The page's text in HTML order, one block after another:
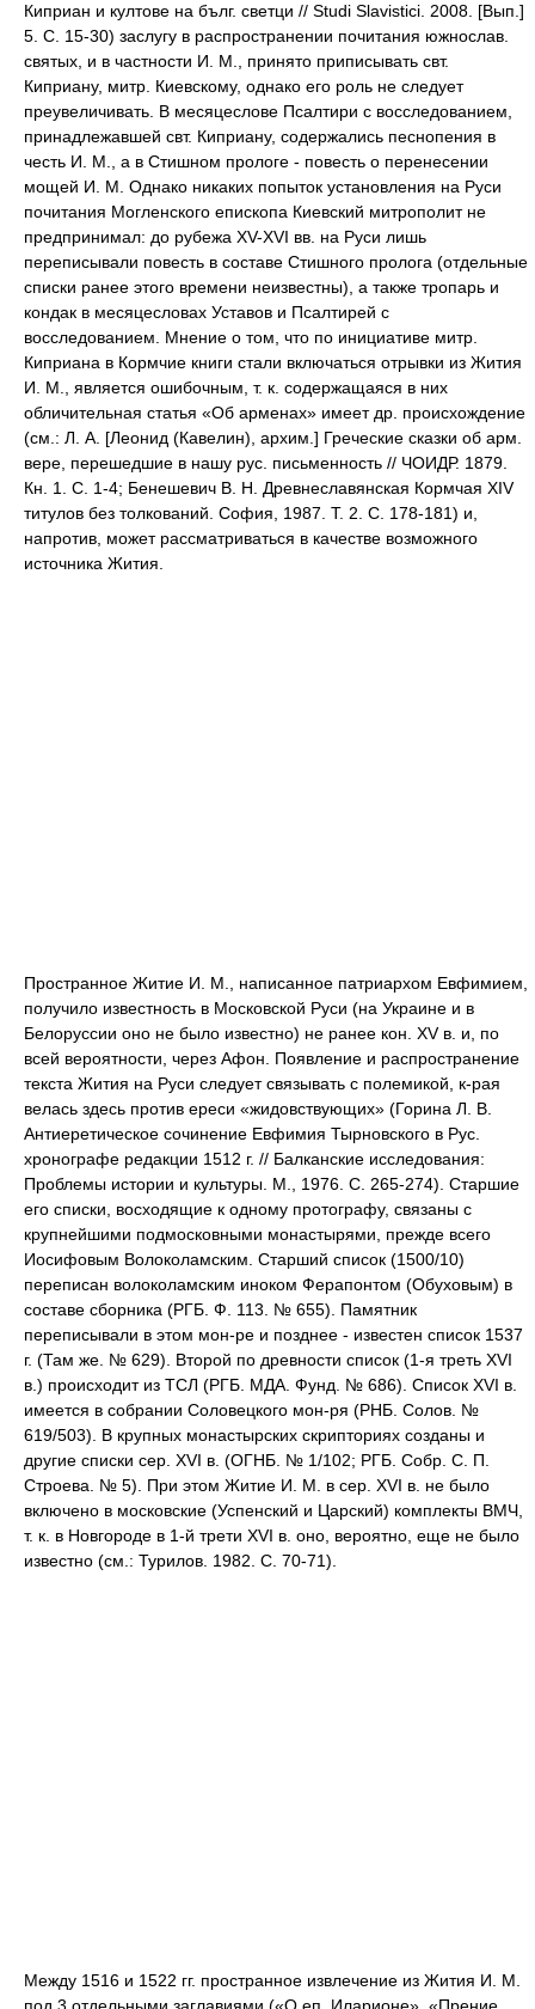
Киприан и култове на бълг. светци // Studi Slavistici. 2008. [Вып.]
5. C. 15-30) заслугу в распространении почитания южнослав.
святых, и в частности И. М., принято приписывать свт.
Киприану, митр. Киевскому, однако его роль не следует
преувеличивать. В месяцеслове Псалтири с восследованием,
принадлежавшей свт. Киприану, содержались песнопения в
честь И. М., а в Стишном прологе - повесть о перенесении
мощей И. М. Однако никаких попыток установления на Руси
почитания Могленского епископа Киевский митрополит не
предпринимал: до рубежа XV-XVI вв. на Руси лишь
переписывали повесть в составе Стишного пролога (отдельные
списки ранее этого времени неизвестны), а также тропарь и
кондак в месяцесловах Уставов и Псалтирей с
восследованием. Мнение о том, что по инициативе митр.
Киприана в Кормчие книги стали включаться отрывки из Жития
И. М., является ошибочным, т. к. содержащаяся в них
обличительная статья «Об арменах» имеет др. происхождение
(см.: Л. А. [Леонид (Кавелин), архим.] Греческие сказки об арм.
вере, перешедшие в нашу рус. письменность // ЧОИДР. 1879.
Кн. 1. С. 1-4; Бенешевич В. Н. Древнеславянская Кормчая XIV
титулов без толкований. София, 1987. Т. 2. С. 178-181) и,
напротив, может рассматриваться в качестве возможного
источника Жития.
Пространное Житие И. М., написанное патриархом Евфимием,
получило известность в Московской Руси (на Украине и в
Белоруссии оно не было известно) не ранее кон. XV в. и, по
всей вероятности, через Афон. Появление и распространение
текста Жития на Руси следует связывать с полемикой, к-рая
велась здесь против ереси «жидовствующих» (Горина Л. В.
Антиеретическое сочинение Евфимия Тырновского в Рус.
хронографе редакции 1512 г. // Балканские исследования:
Проблемы истории и культуры. М., 1976. С. 265-274). Старшие
его списки, восходящие к одному протографу, связаны с
крупнейшими подмосковными монастырями, прежде всего
Иосифовым Волоколамским. Старший список (1500/10)
переписан волоколамским иноком Ферапонтом (Обуховым) в
составе сборника (РГБ. Ф. 113. № 655). Памятник
переписывали в этом мон-ре и позднее - известен список 1537
г. (Там же. № 629). Второй по древности список (1-я треть XVI
в.) происходит из ТСЛ (РГБ. МДА. Фунд. № 686). Список XVI в.
имеется в собрании Соловецкого мон-ря (РНБ. Солов. №
619/503). В крупных монастырских скрипториях созданы и
другие списки сер. XVI в. (ОГНБ. № 1/102; РГБ. Собр. С. П.
Строева. № 5). При этом Житие И. М. в сер. XVI в. не было
включено в московские (Успенский и Царский) комплекты ВМЧ,
т. к. в Новгороде в 1-й трети XVI в. оно, вероятно, еще не было
известно (см.: Турилов. 1982. С. 70-71).
Между 1516 и 1522 гг. пространное извлечение из Жития И. М.